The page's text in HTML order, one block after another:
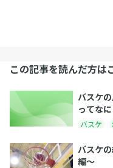
この記事を読んだ方は
バスケ
ってなに
バスケ
バスケ
編〜